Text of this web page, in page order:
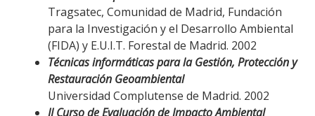
Tragsatec, Comunidad de Madrid, Fundación
para la Investigación y el Desarrollo Ambiental
(FIDA) y E.U.I.T. Forestal de Madrid. 2002
Técnicas informáticas para la Gestión, Protección y
Restauración Geoambiental
Universidad Complutense de Madrid. 2002
II Curso de Evaluación de Impacto Ambiental